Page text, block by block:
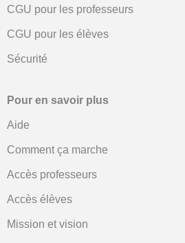
CGU pour les professeurs
CGU pour les élèves
Sécurité
Pour en savoir plus
Aide
Comment ça marche
Accès professeurs
Accès élèves
Mission et vision